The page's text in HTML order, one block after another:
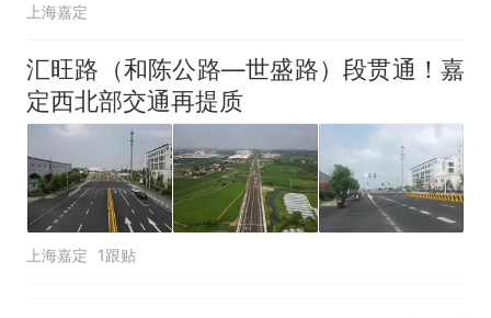
上海嘉定
汇旺路（和陈公路—世盛路）段贯通！嘉
定西北部交通再提质
上海嘉定 1跟贴